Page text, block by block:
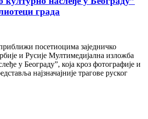
града
посетиоцима заједничко
и Русије Мултимедијална изложба
у Београду”, која кроз фотографије и
најзначајније трагове руског